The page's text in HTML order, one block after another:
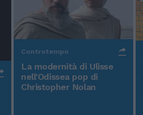
Controtempo
La modernità di Ulisse
nell'Odissea pop di
Christopher Nolan